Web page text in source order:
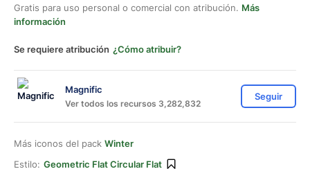
Gratis para uso personal o comercial con atribución. Más
información
Se requiere atribución ¿Cómo atribuir?
Magnific
Ver todos los recursos 3,282,832
Seguir
Más iconos del pack Winter
Estilo: Geometric Flat Circular Flat